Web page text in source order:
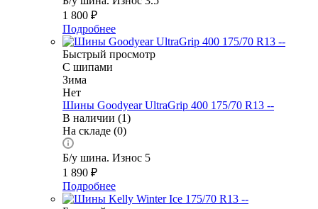
1 800 ₽
Подробнее
Быстрый просмотр
С шипами
Зима
Нет
Шины Goodyear UltraGrip 400 175/70 R13 --
В наличии (1)
На складе (0)
Б/у шина. Износ 5
1 890 ₽
Подробнее